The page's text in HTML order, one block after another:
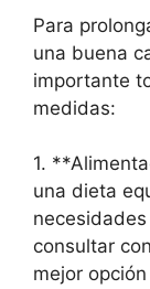
Para
una buena
importante
medidas:
1.
una dieta
consultar
mejor